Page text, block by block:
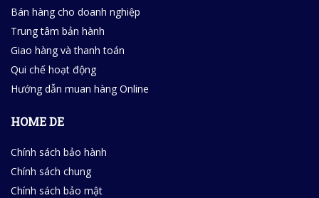
Bán hàng cho doanh nghiệp
Trung tâm bản hành
Giao hàng và thanh toán
Qui chế hoạt động
Hướng dẫn muan hàng Online
HOME DE
Chính sách bảo hành
Chính sách chung
Chính sách bảo mật